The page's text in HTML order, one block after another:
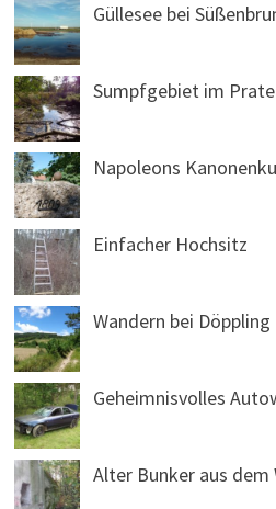
Güllesee bei
Sumpfgebiet im
Napoleons
Einfacher Hochsitz
Wandern bei Döppling
Geheimnisvolles
Alter Bunker aus dem